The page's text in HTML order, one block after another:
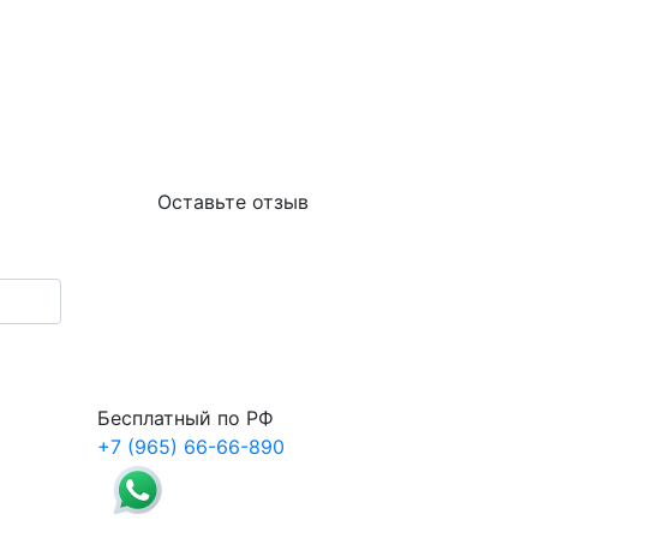
Оставьте отзыв
Бесплатный по РФ
+7 (965) 66-66-890